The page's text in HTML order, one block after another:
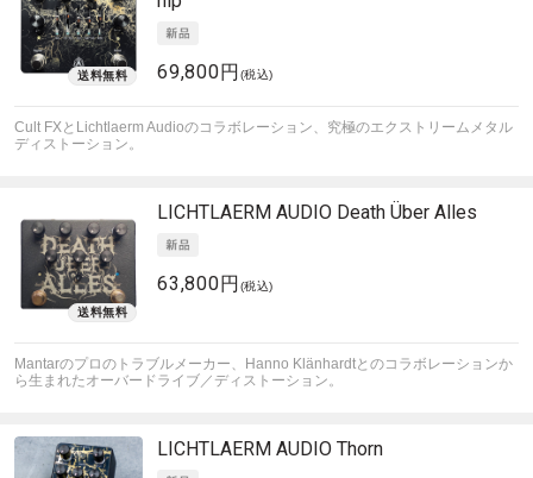
69,800円 (税込)
Cult FXとLichtlaerm Audioのコラボレーション、究極のエクストリームメタル
ディストーション。
LICHTLAERM AUDIO Death Über Alles
63,800円 (税込)
Mantarのプロのトラブルメーカー、Hanno Klänhardtとのコラボレーションか
ら生まれたオーバードライブ／ディストーション。
LICHTLAERM AUDIO Thorn